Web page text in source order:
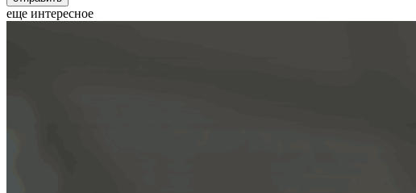
еще интересное